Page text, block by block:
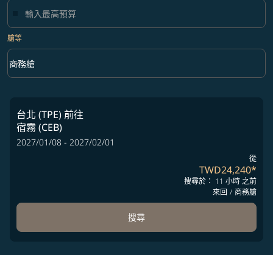
艙等
艙等 option 商務艙 Selected
商務艙
keyboard_arrow_down
台北 (TPE)前往
宿霧 (CEB)
2027/01/08 - 2027/02/01
從
TWD24,240*
搜尋於： 11 小時 之前
來回 / 商務艙
搜尋